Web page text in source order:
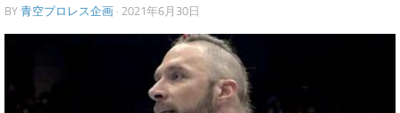
BY 青空プロレス企画 · 2021年6月30日